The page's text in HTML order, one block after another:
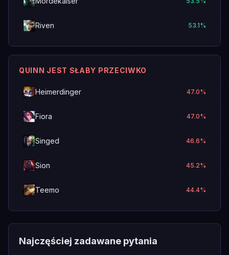
Riven 53.1%
QUINN JEST SŁABY PRZECIWKO
Heimerdinger 47.0%
Fiora 47.0%
Singed 46.6%
Sion 45.2%
Teemo 44.4%
Najczęściej zadawane pytania